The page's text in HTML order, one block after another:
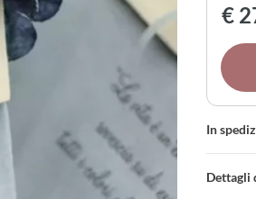
€
In
Dettagli